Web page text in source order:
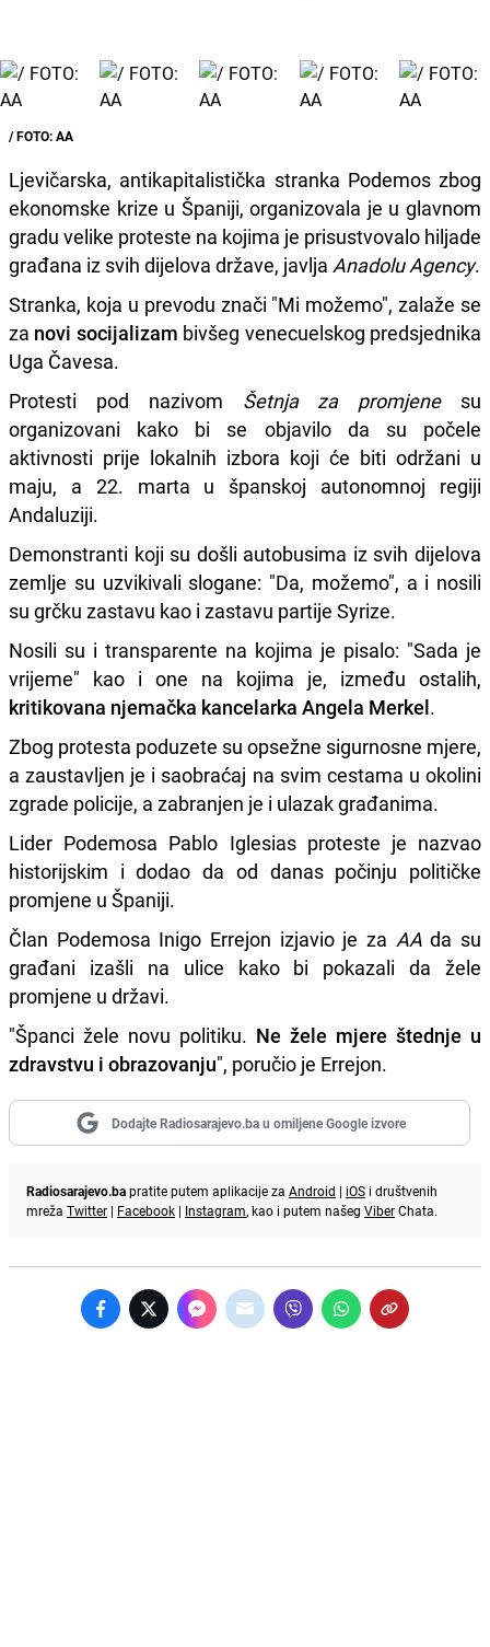
/ FOTO: AA
Ljevičarska, antikapitalistička stranka Podemos zbog
ekonomske krize u Španiji, organizovala je u glavnom
gradu velike proteste na kojima je prisustvovalo hiljade
građana iz svih dijelova države, javlja Anadolu Agency.
Stranka, koja u prevodu znači "Mi možemo", zalaže se
za novi socijalizam bivšeg venecuelskog predsjednika
Uga Čavesa.
Protesti pod nazivom Šetnja za promjenesu
organizovani kako bi se objavilo da su počele
aktivnosti prije lokalnih izbora koji će biti održani u
maju, a 22. marta u španskoj autonomnoj regiji
Andaluziji.
Demonstranti koji su došli autobusima iz svih dijelova
zemlje su uzvikivali slogane: "Da, možemo", a i nosili
su grčku zastavu kao i zastavu partije Syrize.
Nosili su i transparente na kojima je pisalo: "Sada je
vrijeme" kao i one na kojima je, između ostalih,
kritikovana njemačka kancelarka Angela Merkel.
Zbog protesta poduzete su opsežne sigurnosne mjere,
a zaustavljen je i saobraćaj na svim cestama u okolini
zgrade policije, a zabranjen je i ulazak građanima.
Lider Podemosa Pablo Iglesias proteste je nazvao
historijskim i dodao da od danas počinju političke
promjene u Španiji.
Član Podemosa Inigo Errejon izjavio je za AAda su
građani izašli na ulice kako bi pokazali da žele
promjene u državi.
"Španci žele novu politiku. Ne žele mjere štednje u
zdravstvu i obrazovanju", poručio je Errejon.
Dodajte Radiosarajevo.ba u omiljene Google izvore
Radiosarajevo.bapratite putem aplikacije za Android | iOS i društvenih
mreža Twitter | Facebook | Instagram, kao i putem našeg ViberChata.